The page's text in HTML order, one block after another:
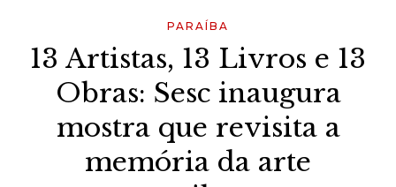
PARAÍBA
13 Artistas, 13 Livros e 13
Obras: Sesc inaugura
mostra que revisita a
memória da arte